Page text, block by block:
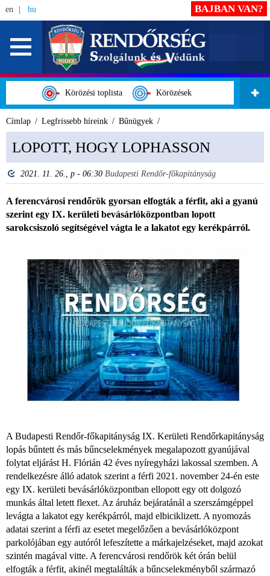
en hu
Körözési toplista Körözések
BAJBAN VAN?
Címlap Legfrissebb híreink Bűnügyek
LOPOTT, HOGY LOPHASSON
2021. 11. 26., p - 06:30 Budapesti Rendőr-főkapitányság
A ferencvárosi rendőrök gyorsan elfogták a férfit, aki a gyanú
szerint egy IX. kerületi bevásárlóközpontban lopott
sarokcsiszoló segítségével vágta le a lakatot egy kerékpárról.
A Budapesti Rendőr-főkapitányság IX. Kerületi Rendőrkapitányság
lopás bűntett és más bűncselekmények megalapozott gyanújával
folytat eljárást H. Flórián 42 éves nyíregyházi lakossal szemben. A
rendelkezésre álló adatok szerint a férfi 2021. november 24-én este
egy IX. kerületi bevásárlóközpontban ellopott egy ott dolgozó
munkás által letett flexet. Az áruház bejáratánál a szerszámgéppel
levágta a lakatot egy kerékpárról, majd elbiciklizett. A nyomozás
adatai szerint a férfi az esetet megelőzően a bevásárlóközpont
parkolójában egy autóról lefeszítette a márkajelzéseket, majd azokat
szintén magával vitte. A ferencvárosi rendőrök két órán belül
elfogták a férfit, akinél megtalálták a bűncselekményből származó